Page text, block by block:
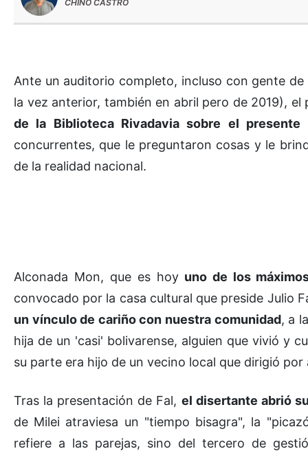
CHINO CASTRO
Ante un auditorio completo, incluso con gente
la vez anterior, también en abril pero de 2019),
de la Biblioteca Rivadavia sobre el presente
concurrentes, que le preguntaron cosas y le
de la realidad nacional.
Alconada Mon, que es hoyuno de los
convocado por la casa cultural que preside Julio
un vínculo de cariño con nuestra comunidad, a
hija de un 'casi' bolivarense, alguien que vivió y
su parte era hijo de un vecino local que dirigió por
Tras la presentación de Fal, el disertante abrió
de Milei atraviesa un "tiempo bisagra", la
refiere a las parejas, sino del tercero de